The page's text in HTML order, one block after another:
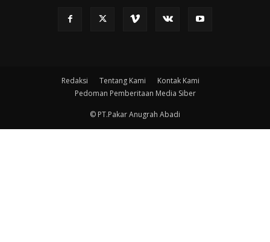
Redaksi Tentang Kami
Kontak Kami
Pedoman Pemberitaan Media Siber
© PT.Pakar Anugrah Abadi